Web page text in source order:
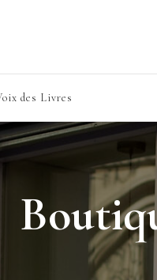
des Livres